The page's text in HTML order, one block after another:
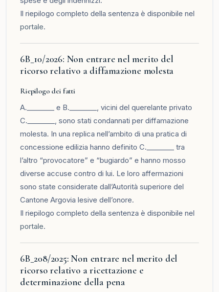
Il riepilogo completo della sentenza è disponibile nel
portale.
6B_10/2026: Non entrare nel merito del
ricorso relativo a diffamazione molesta
Riepilogo dei fatti
A.________ e B.________, vicini del querelante privato
C.________, sono stati condannati per diffamazione
molesta. In una replica nell’ambito di una pratica di
concessione edilizia hanno definito C.________ tra
l’altro “provocatore” e “bugiardo” e hanno mosso
diverse accuse contro di lui. Le loro affermazioni
sono state considerate dall’Autorità superiore del
Cantone Argovia lesive dell’onore.
Il riepilogo completo della sentenza è disponibile nel
portale.
6B_208/2025: Non entrare nel merito del
ricorso relativo a ricettazione e
determinazione della pena